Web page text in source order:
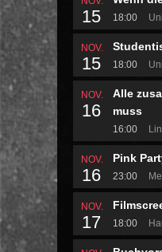
15 18:00
NOV.
15 18:00
NOV.
16
Alle
muss
16:00
NOV.
16
Pink
23:00
NOV.
17 18:00